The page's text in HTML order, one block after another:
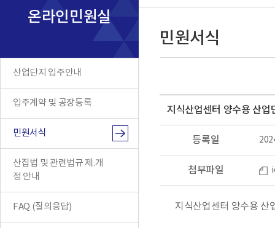
온라인민원실
산업단지 입주안내
입주계약 및 공장등록
민원서식
산집법 및 관련법규 제.개
정 안내
FAQ (질의응답)
민원서식
지식산업센터 양수용 산
등록일
첨부파일
지식산업센터 양수용 산